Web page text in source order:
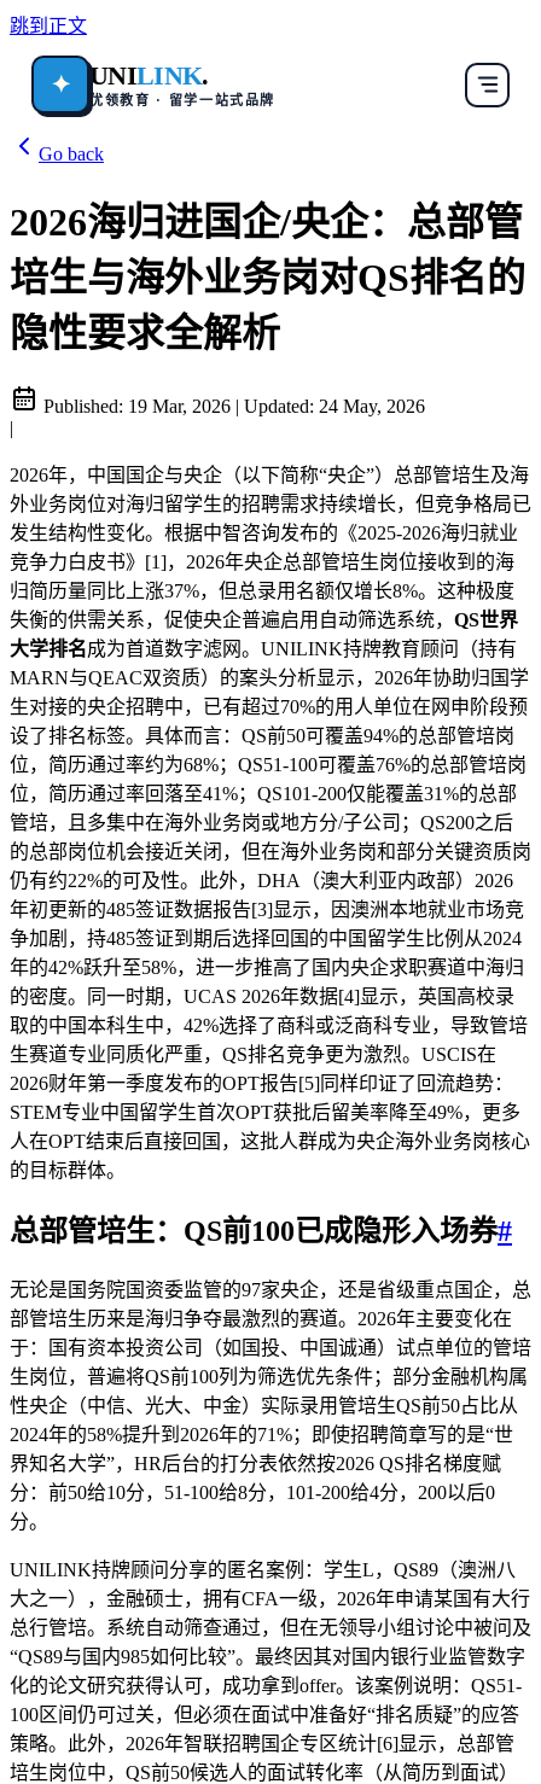
跳到正文
✦ UNILINK.
优领教育 · 留学一站式品牌
Go back
2026海归进国企/央企：总部管
培生与海外业务岗对QS排名的
隐性要求全解析
Published: 19 Mar, 2026 | Updated: 24 May, 2026
|
2026年，中国国企与央企（以下简称“央企”）总部管培生及海
外业务岗位对海归留学生的招聘需求持续增长，但竞争格局已
发生结构性变化。根据中智咨询发布的《2025-2026海归就业
竞争力白皮书》[1]，2026年央企总部管培生岗位接收到的海
归简历量同比上涨37%，但总录用名额仅增长8%。这种极度
失衡的供需关系，促使央企普遍启用自动筛选系统， QS世界
大学排名成为首道数字滤网。UNILINK持牌教育顾问（持有
MARN与QEAC双资质）的案头分析显示，2026年协助归国学
生对接的央企招聘中，已有超过70%的用人单位在网申阶段预
设了排名标签。具体而言：QS前50可覆盖94%的总部管培岗
位，简历通过率约为68%；QS51-100可覆盖76%的总部管培岗
位，简历通过率回落至41%；QS101-200仅能覆盖31%的总部
管培，且多集中在海外业务岗或地方分/子公司；QS200之后
的总部岗位机会接近关闭，但在海外业务岗和部分关键资质岗
仍有约22%的可及性。此外，DHA（澳大利亚内政部）2026
年初更新的485签证数据报告[3]显示，因澳洲本地就业市场竞
争加剧，持485签证到期后选择回国的中国留学生比例从2024
年的42%跃升至58%，进一步推高了国内央企求职赛道中海归
的密度。同一时期，UCAS 2026年数据[4]显示，英国高校录
取的中国本科生中，42%选择了商科或泛商科专业，导致管培
生赛道专业同质化严重，QS排名竞争更为激烈。USCIS在
2026财年第一季度发布的OPT报告[5]同样印证了回流趋势：
STEM专业中国留学生首次OPT获批后留美率降至49%，更多
人在OPT结束后直接回国，这批人群成为央企海外业务岗核心
的目标群体。
总部管培生： QS前100已成隐形入场券#
无论是国务院国资委监管的97家央企，还是省级重点国企，总
部管培生历来是海归争夺最激烈的赛道。2026年主要变化在
于：国有资本投资公司（如国投、中国诚通）试点单位的管培
生岗位，普遍将QS前100列为筛选优先条件；部分金融机构属
性央企（中信、光大、中金）实际录用管培生QS前50占比从
2024年的58%提升到2026年的71%；即使招聘简章写的是“世
界知名大学”，HR后台的打分表依然按2026 QS排名梯度赋
分：前50给10分，51-100给8分，101-200给4分，200以后0
分。
UNILINK持牌顾问分享的匿名案例：学生L，QS89（澳洲八
大之一），金融硕士，拥有CFA一级，2026年申请某国有大行
总行管培。系统自动筛查通过，但在无领导小组讨论中被问及
“QS89与国内985如何比较”。最终因其对国内银行业监管数字
化的论文研究获得认可，成功拿到offer。该案例说明：QS51-
100区间仍可过关，但必须在面试中准备好“排名质疑”的应答
策略。此外，2026年智联招聘国企专区统计[6]显示，总部管
培生岗位中，QS前50候选人的面试转化率（从简历到面试）